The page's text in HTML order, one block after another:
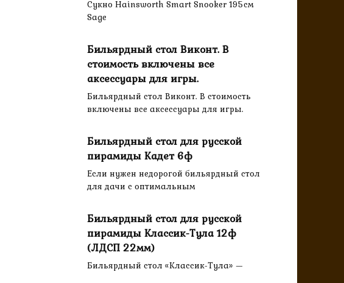
Сукно Hainsworth Smart Snooker 195см
Sage
Бильярдный стол Виконт. В
стоимость включены все
аксессуары для игры.
Бильярдный стол Виконт. В стоимость
включены все аксессуары для игры.
Бильярдный стол для русской
пирамиды Кадет 6ф
Если нужен недорогой бильярдный стол
для дачи с оптимальным
Бильярдный стол для русской
пирамиды Классик-Тула 12ф
(ЛДСП 22мм)
Бильярдный стол «Классик-Тула» —